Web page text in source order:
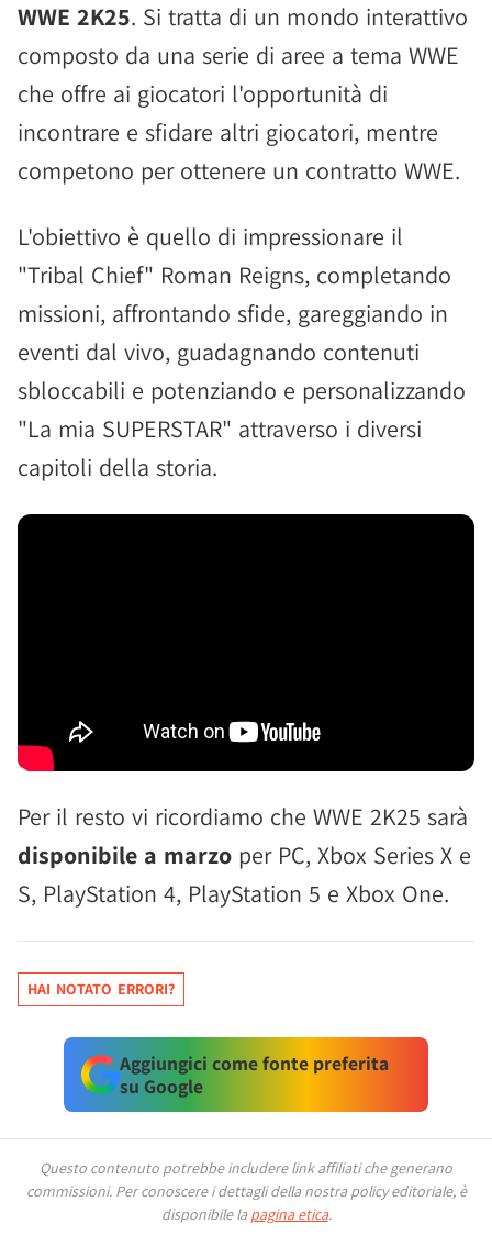
WWE 2K25. Si tratta di un mondo interattivo
composto da una serie di aree a tema WWE
che offre ai giocatori l'opportunità di
incontrare e sfidare altri giocatori, mentre
competono per ottenere un contratto WWE.
L'obiettivo è quello di impressionare il
"Tribal Chief" Roman Reigns, completando
missioni, affrontando sfide, gareggiando in
eventi dal vivo, guadagnando contenuti
sbloccabili e potenziando e personalizzando
"La mia SUPERSTAR" attraverso i diversi
capitoli della storia.
Per il resto vi ricordiamo che WWE 2K25 sarà
disponibile a marzo per PC, Xbox Series X e
S, PlayStation 4, PlayStation 5 e Xbox One.
HAI NOTATO ERRORI?
Aggiungici come fonte preferita
su Google
Questo contenuto potrebbe includere link affiliati che generano
commissioni. Per conoscere i dettagli della nostra policy editoriale, è
disponibile la pagina etica.